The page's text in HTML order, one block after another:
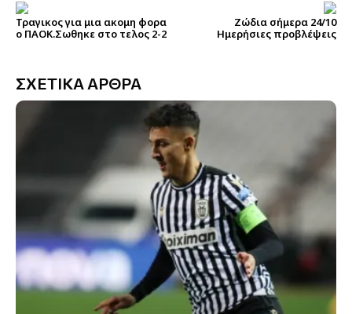
Τραγικος για μια ακομη φορα
ο ΠΑΟΚ.Σωθηκε στο τελος 2-2
Ζώδια σήμερα 24/10
Ημερήσιες προβλέψεις
ΣΧΕΤΙΚΑ ΑΡΘΡΑ